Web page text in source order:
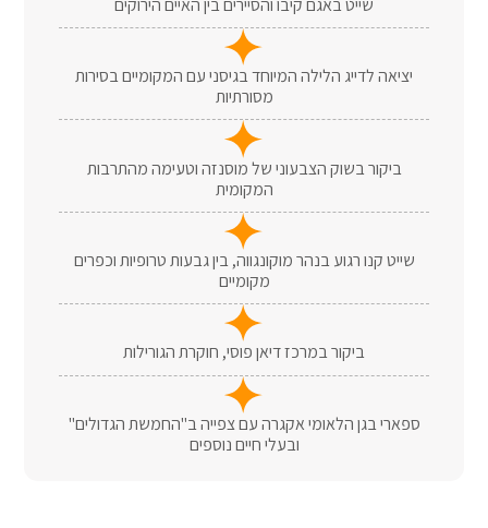
שייט באגם קיבו והסיירים בין האיים הירוקים
יציאה לדייג הלילה המיוחד בגיסני עם המקומיים בסירות
מסורתיות
ביקור בשוק הצבעוני של מוסנזה וטעימה מהתרבות
המקומית
שייט קנו רגוע בנהר מוקונגווה, בין גבעות טרופיות וכפרים
מקומיים
ביקור במרכז דיאן פוסי, חוקרת הגורילות
ספארי בגן הלאומי אקגרה עם צפייה ב"החמשת הגדולים"
ובעלי חיים נוספים